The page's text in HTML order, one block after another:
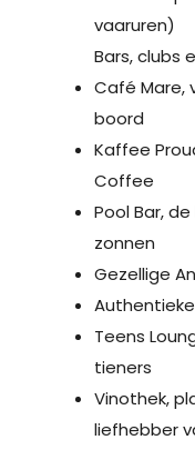
vaaruren)
Bars, clubs
Café Mare,
boord
Kaffee
Coffee
Pool Bar,
zonnen
Gezellige
Authentieke
Teens
tieners
Vinothek,
liefhebber